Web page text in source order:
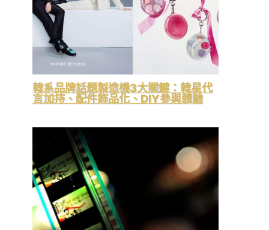
韓系品牌話題製造機3大關鍵：韓星代
言加持、配件飾品化、DIY參與體驗